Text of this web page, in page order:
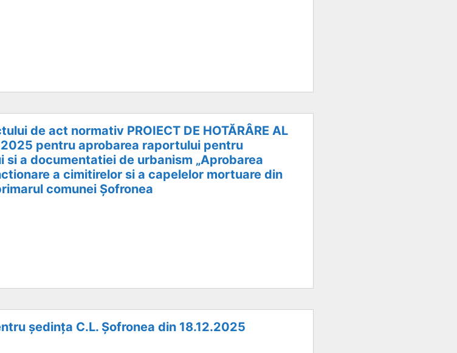
de act normativ PROIECT DE HOTĂRÂRE AL
pentru aprobarea raportului pentru
a documentatiei de urbanism „Aprobarea
a cimitirelor si a capelelor mortuare din
comunei Șofronea
ședința C.L. Șofronea din 18.12.2025